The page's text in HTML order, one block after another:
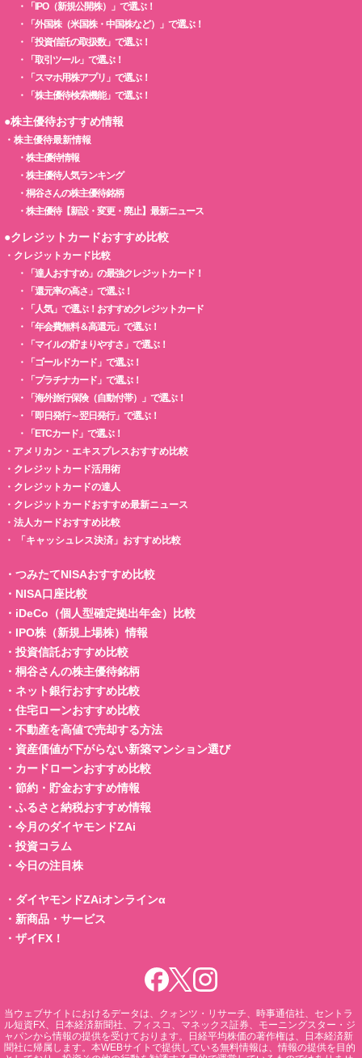
・
「IPO（新規公開株）」で選ぶ！
・
「外国株（米国株・中国株など）」で選ぶ！
・
「投資信託の取扱数」で選ぶ！
・
「取引ツール」で選ぶ！
・
「スマホ用株アプリ」で選ぶ！
・
「株主優待検索機能」で選ぶ！
●株主優待おすすめ情報
・ 株主優待最新情報
・ 株主優待情報
・ 株主優待人気ランキング
・ 桐谷さんの株主優待銘柄
・ 株主優待【新設・変更・廃止】最新ニュース
●クレジットカードおすすめ比較
・ クレジットカード比較
・
「達人おすすめ」の最強クレジットカード！
・
「還元率の高さ」で選ぶ！
・
「人気」で選ぶ！おすすめクレジットカード
・
「年会費無料＆高還元」で選ぶ！
・
「マイルの貯まりやすさ」で選ぶ！
・
「ゴールドカード」で選ぶ！
・
「プラチナカード」で選ぶ！
・
「海外旅行保険（自動付帯）」で選ぶ！
・
「即日発行～翌日発行」で選ぶ！
・
「ETCカード」で選ぶ！
・ アメリカン・エキスプレスおすすめ比較
・ クレジットカード活用術
・ クレジットカードの達人
・ クレジットカードおすすめ最新ニュース
・ 法人カードおすすめ比較
・
「キャッシュレス決済」おすすめ比較
・ つみたてNISAおすすめ比較
・ NISA口座比較
・ iDeCo（個人型確定拠出年金）比較
・ IPO株（新規上場株）情報
・ 投資信託おすすめ比較
・ 桐谷さんの株主優待銘柄
・ ネット銀行おすすめ比較
・ 住宅ローンおすすめ比較
・ 不動産を高値で売却する方法
・ 資産価値が下がらない新築マンション選び
・ カードローンおすすめ比較
・ 節約・貯金おすすめ情報
・ ふるさと納税おすすめ情報
・ 今月のダイヤモンドZAi
・ 投資コラム
・ 今日の注目株
・ ダイヤモンドZAiオンラインα
・ 新商品・サービス
・ ザイFX！
当ウェブサイトにおけるデータは、クォンツ・リサーチ、時事通信社、セントラ
ル短資FX、日本経済新聞社、フィスコ、マネックス証券、モーニングスター・ジ
ャパンから情報の提供を受けております。日経平均株価の著作権は、日本経済新
聞社に帰属します。本WEBサイトで提供している無料情報は、情報の提供を目的